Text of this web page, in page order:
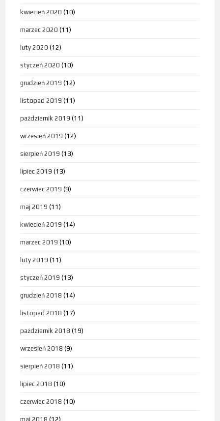
kwiecień 2020 (10)
marzec 2020 (11)
luty 2020 (12)
styczeń 2020 (10)
grudzień 2019 (12)
listopad 2019 (11)
październik 2019 (11)
wrzesień 2019 (12)
sierpień 2019 (13)
lipiec 2019 (13)
czerwiec 2019 (9)
maj 2019 (11)
kwiecień 2019 (14)
marzec 2019 (10)
luty 2019 (11)
styczeń 2019 (13)
grudzień 2018 (14)
listopad 2018 (17)
październik 2018 (19)
wrzesień 2018 (9)
sierpień 2018 (11)
lipiec 2018 (10)
czerwiec 2018 (10)
maj 2018 (12)